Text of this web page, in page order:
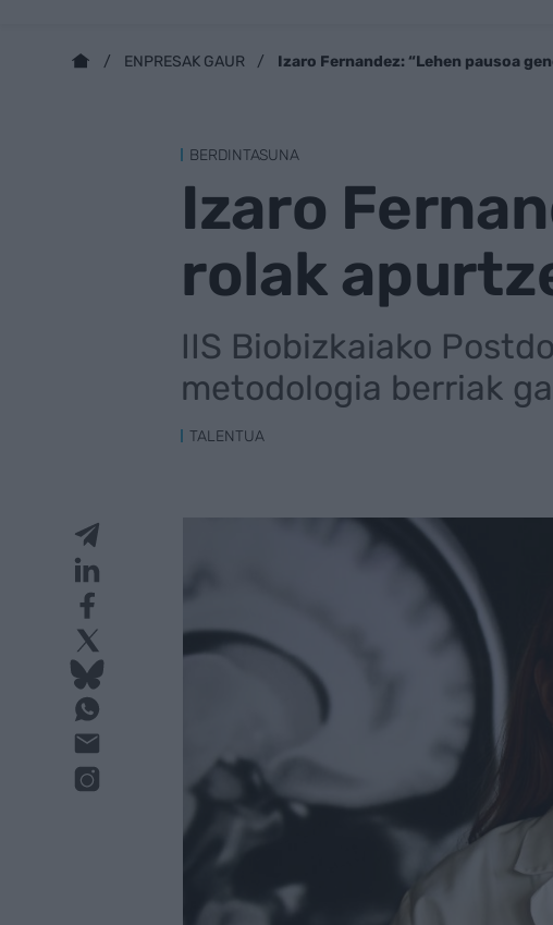
ENPRESAK GAUR Izaro Fernandez: “Lehen pausoa
BERDINTASUNA
Izaro
rolak
IIS Biobizkaiako
metodologia berriak
TALENTUA